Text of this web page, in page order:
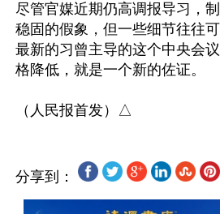
尽管官媒近期仍高调报导习，
稳固的假象，但一些细节往往
最新的习曾主导的这个中央会
格降低，就是一个新的佐证。
分享到：